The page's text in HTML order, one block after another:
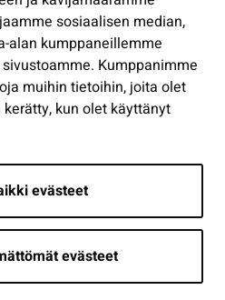
sosiaalisen median,
alan kumppaneillemme
Kumppanimme
muihin tietoihin, joita olet
kun olet käyttänyt
evästeet
evästeet